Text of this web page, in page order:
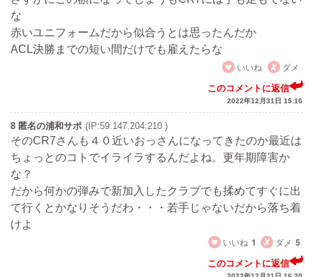
な
赤いユニフォームだから似合うとは思ったんだか
ACL決勝までの短い間だけでも雇えたらな
いいね
ダメ
このコメントに返信
2022年12月31日 15:16
8 匿名の浦和サポ (IP:59.147.204.210 )
そのCR7さんも４０近いおっさんになってきたのか最近は
ちょっとのコトでイライラするんだよね。更年期障害か
な？
だから何かの弾みで新加入したクラブでも揉めてすぐに出
て行くとかなりそうだわ・・・若手じゃないだから落ち着
けよ
いいね 1 ダメ 5
このコメントに返信